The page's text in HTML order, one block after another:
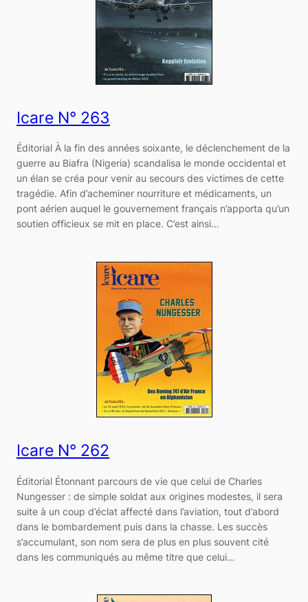
Icare N° 263
Éditorial À la fin des années soixante, le déclenchement de la
guerre au Biafra (Nigeria) scandalisa le monde occidental et
un élan se créa pour venir au secours des victimes de cette
tragédie. Afin d’acheminer nourriture et médicaments, un
pont aérien auquel le gouvernement français n’apporta qu’un
soutien officieux se mit en place. C’est ainsi…
Icare N° 262
Éditorial Étonnant parcours de vie que celui de Charles
Nungesser : de simple soldat aux origines modestes, il sera
suite à un coup d’éclat affecté dans l’aviation, tout d’abord
dans le bombardement puis dans la chasse. Les succès
s’accumulant, son nom sera de plus en plus souvent cité
dans les communiqués au même titre que celui…